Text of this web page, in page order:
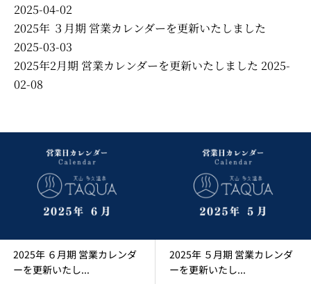
2025-04-02
2025年 ３月期 営業カレンダーを更新いたしました
2025-03-03
2025年2月期 営業カレンダーを更新いたしました 2025-
02-08
2025年 ６月期 営業カレンダ
ーを更新いたし...
2025年 ５月期 営業カレンダ
ーを更新いたし...